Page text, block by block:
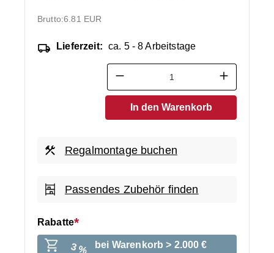
Brutto:6.81 EUR
Lieferzeit: ca. 5 - 8 Arbeitstage
Produkt Anzahl: Gib den
In den Warenkorb
Regalmontage buchen
Passendes Zubehör finden
Rabatte
3 % bei Warenkorb > 2.000 €